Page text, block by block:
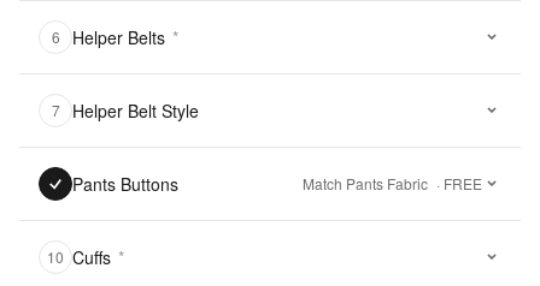
6 Helper Belts *
7 Helper Belt Style
Pants Buttons Match Pants Fabric · FREE
10 Cuffs *